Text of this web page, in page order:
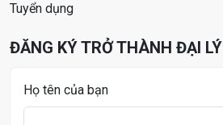
Tuyển dụng
ĐĂNG KÝ TRỞ THÀNH ĐẠI LÝ
Họ tên của bạn